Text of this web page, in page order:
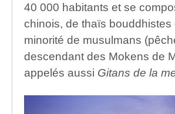
40 000 habitants et se
chinois, de thaïs bouddhistes
minorité de musulmans
descendant des Mokens de
appelés aussi Gitans de la